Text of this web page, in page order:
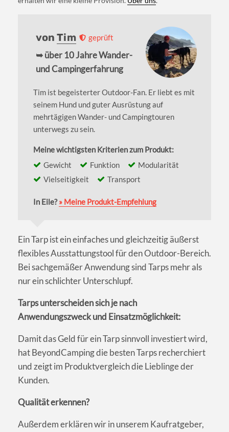
vonTim geprüft
➥ über 10 Jahre Wander-
und Campingerfahrung
Tim ist begeisterter Outdoor-Fan. Er liebt es mit
seinem Hund und guter Ausrüstung auf
mehrtägigen Wander- und Campingtouren
unterwegs zu sein.
Meine wichtigsten Kriterien zum Produkt:
Gewicht
Funktion
Modularität
Vielseitigkeit
Transport
In Eile?» Meine Produkt-Empfehlung
Ein Tarp ist ein einfaches und gleichzeitig äußerst
flexibles Ausstattungstool für den Outdoor-Bereich.
Bei sachgemäßer Anwendung sind Tarps mehr als
nur ein schlichter Unterschlupf.
Tarps unterscheiden sich je nach
Anwendungszweck und Einsatzmöglichkeit:
Damit das Geld für ein Tarp sinnvoll investiert wird,
hat BeyondCamping die besten Tarps recherchiert
und zeigt im Produktvergleich die Lieblinge der
Kunden.
Qualität erkennen?
Außerdem erklären wir in unserem Kaufratgeber,